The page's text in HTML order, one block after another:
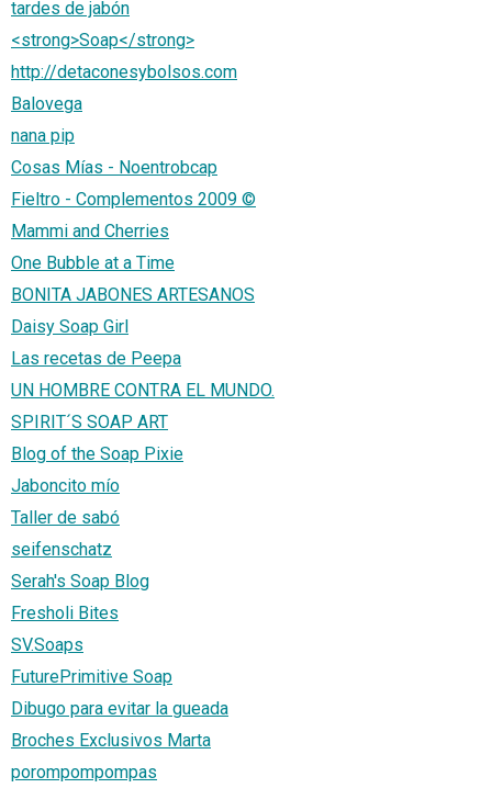
tardes de jabón
<strong>Soap</strong>
http://detaconesybolsos.com
Balovega
nana pip
Cosas Mías - Noentrobcap
Fieltro - Complementos 2009 ©
Mammi and Cherries
One Bubble at a Time
BONITA JABONES ARTESANOS
Daisy Soap Girl
Las recetas de Peepa
UN HOMBRE CONTRA EL MUNDO.
SPIRIT´S SOAP ART
Blog of the Soap Pixie
Jaboncito mío
Taller de sabó
seifenschatz
Serah's Soap Blog
Fresholi Bites
SV.Soaps
FuturePrimitive Soap
Dibugo para evitar la gueada
Broches Exclusivos Marta
porompompompas